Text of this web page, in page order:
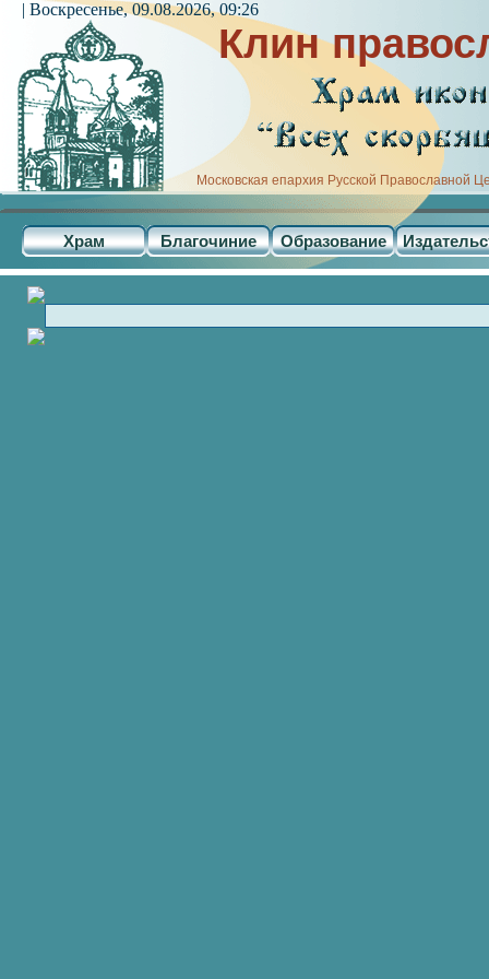
Клин
Московская епархия Русской Православной
Храм Благочиние Образование
| Воскресенье, 09.08.2026, 09:26